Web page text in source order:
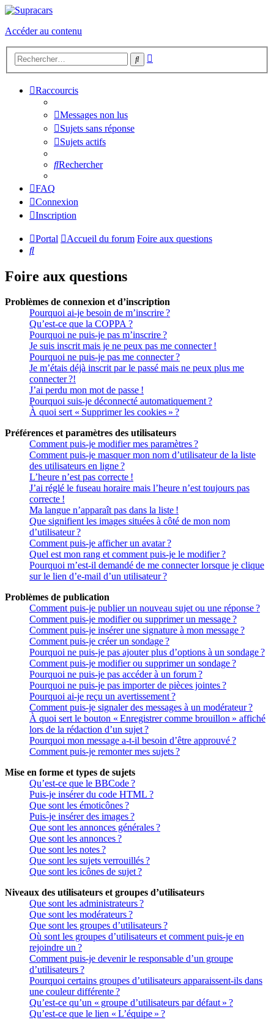
Accéder au contenu
Rechercher
Raccourcis
Messages non lus
Sujets sans réponse
Sujets actifs
Rechercher
FAQ
Connexion
Inscription
Portal Accueil du forum Foire aux questions
Rechercher
Foire aux questions
Problèmes de connexion et d’inscription
Pourquoi ai-je besoin de m’inscrire ?
Qu’est-ce que la COPPA ?
Pourquoi ne puis-je pas m’inscrire ?
Je suis inscrit mais je ne peux pas me connecter !
Pourquoi ne puis-je pas me connecter ?
Je m’étais déjà inscrit par le passé mais ne peux plus me
connecter ?!
J’ai perdu mon mot de passe !
Pourquoi suis-je déconnecté automatiquement ?
À quoi sert « Supprimer les cookies » ?
Préférences et paramètres des utilisateurs
Comment puis-je modifier mes paramètres ?
Comment puis-je masquer mon nom d’utilisateur de la liste
des utilisateurs en ligne ?
L’heure n’est pas correcte !
J’ai réglé le fuseau horaire mais l’heure n’est toujours pas
correcte !
Ma langue n’apparaît pas dans la liste !
Que signifient les images situées à côté de mon nom
d’utilisateur ?
Comment puis-je afficher un avatar ?
Quel est mon rang et comment puis-je le modifier ?
Pourquoi m’est-il demandé de me connecter lorsque je clique
sur le lien d’e-mail d’un utilisateur ?
Problèmes de publication
Comment puis-je publier un nouveau sujet ou une réponse ?
Comment puis-je modifier ou supprimer un message ?
Comment puis-je insérer une signature à mon message ?
Comment puis-je créer un sondage ?
Pourquoi ne puis-je pas ajouter plus d’options à un sondage ?
Comment puis-je modifier ou supprimer un sondage ?
Pourquoi ne puis-je pas accéder à un forum ?
Pourquoi ne puis-je pas importer de pièces jointes ?
Pourquoi ai-je reçu un avertissement ?
Comment puis-je signaler des messages à un modérateur ?
À quoi sert le bouton « Enregistrer comme brouillon » affiché
lors de la rédaction d’un sujet ?
Pourquoi mon message a-t-il besoin d’être approuvé ?
Comment puis-je remonter mes sujets ?
Mise en forme et types de sujets
Qu’est-ce que le BBCode ?
Puis-je insérer du code HTML ?
Que sont les émoticônes ?
Puis-je insérer des images ?
Que sont les annonces générales ?
Que sont les annonces ?
Que sont les notes ?
Que sont les sujets verrouillés ?
Que sont les icônes de sujet ?
Niveaux des utilisateurs et groupes d’utilisateurs
Que sont les administrateurs ?
Que sont les modérateurs ?
Que sont les groupes d’utilisateurs ?
Où sont les groupes d’utilisateurs et comment puis-je en
rejoindre un ?
Comment puis-je devenir le responsable d’un groupe
d’utilisateurs ?
Pourquoi certains groupes d’utilisateurs apparaissent-ils dans
une couleur différente ?
Qu’est-ce qu’un « groupe d’utilisateurs par défaut » ?
Qu’est-ce que le lien « L’équipe » ?